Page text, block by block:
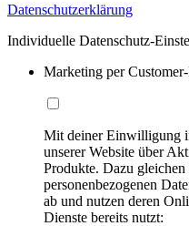
Datenschutzerklärung
Individuelle Datenschutz-
Marketing per
Mit deiner Einwilligung
unserer Website über
Produkte. Dazu
personenbezogenen
ab und nutzen deren
Dienste bereits nutzt: